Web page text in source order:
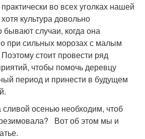
во всех уголках нашей
культура довольно
бывают случаи, когда она
при сильных морозах с малым
стоит провести ряд
чтобы помочь деревцу
период и принести в будущем
сливой осенью необходим, чтоб
Вот об этом мы и